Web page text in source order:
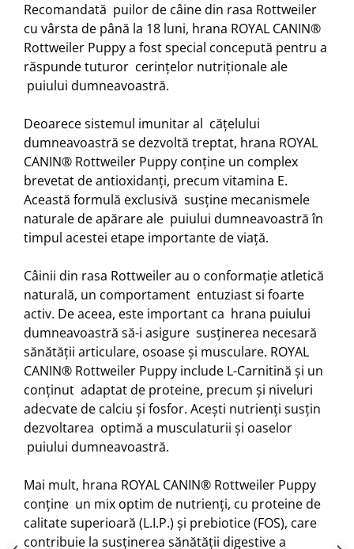
Recomandată puilor de câine din rasa Rottweiler
cu vârsta de până la 18 luni, hrana ROYAL CANIN®
Rottweiler Puppy a fost special concepută pentru a
răspunde tuturor cerințelor nutriționale ale
puiului dumneavoastră.
Deoarece sistemul imunitar al cățelului
dumneavoastră se dezvoltă treptat, hrana ROYAL
CANIN® Rottweiler Puppy conține un complex
brevetat de antioxidanți, precum vitamina E.
Această formulă exclusivă susține mecanismele
naturale de apărare ale puiului dumneavoastră în
timpul acestei etape importante de viață.
Câinii din rasa Rottweiler au o conformație atletică
naturală, un comportament entuziast si foarte
activ. De aceea, este important ca hrana puiului
dumneavoastră să-i asigure susținerea necesară
sănătății articulare, osoase și musculare. ROYAL
CANIN® Rottweiler Puppy include L-Carnitină și un
conținut adaptat de proteine, precum și niveluri
adecvate de calciu și fosfor. Acești nutrienți susțin
dezvoltarea optimă a musculaturii și oaselor
puiului dumneavoastră.
Mai mult, hrana ROYAL CANIN® Rottweiler Puppy
conține un mix optim de nutrienți, cu proteine de
calitate superioară (L.I.P.) și prebiotice (FOS), care
contribuie la susținerea sănătății digestive a